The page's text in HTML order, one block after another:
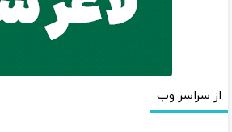
از سراسر وب